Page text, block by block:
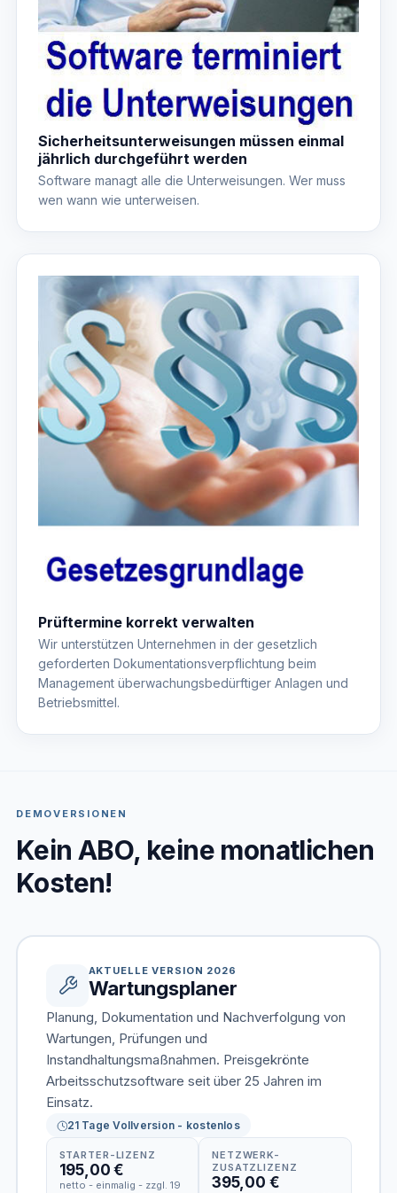
Sicherheitsunterweisungen müssen einmal
jährlich durchgeführt werden
Software managt alle die Unterweisungen. Wer muss
wen wann wie unterweisen.
Prüftermine korrekt verwalten
Wir unterstützen Unternehmen in der gesetzlich
geforderten Dokumentationsverpflichtung beim
Management überwachungsbedürftiger Anlagen und
Betriebsmittel.
DEMOVERSIONEN
Kein ABO, keine monatlichen
Kosten!
AKTUELLE VERSION 2026
Wartungsplaner
Planung, Dokumentation und Nachverfolgung von
Wartungen, Prüfungen und
Instandhaltungsmaßnahmen. Preisgekrönte
Arbeitsschutzsoftware seit über 25 Jahren im
Einsatz.
21 Tage Vollversion - kostenlos
STARTER-LIZENZ
195,00 €
netto - einmalig - zzgl. 19
NETZWERK-
ZUSATZLIZENZ
395,00 €